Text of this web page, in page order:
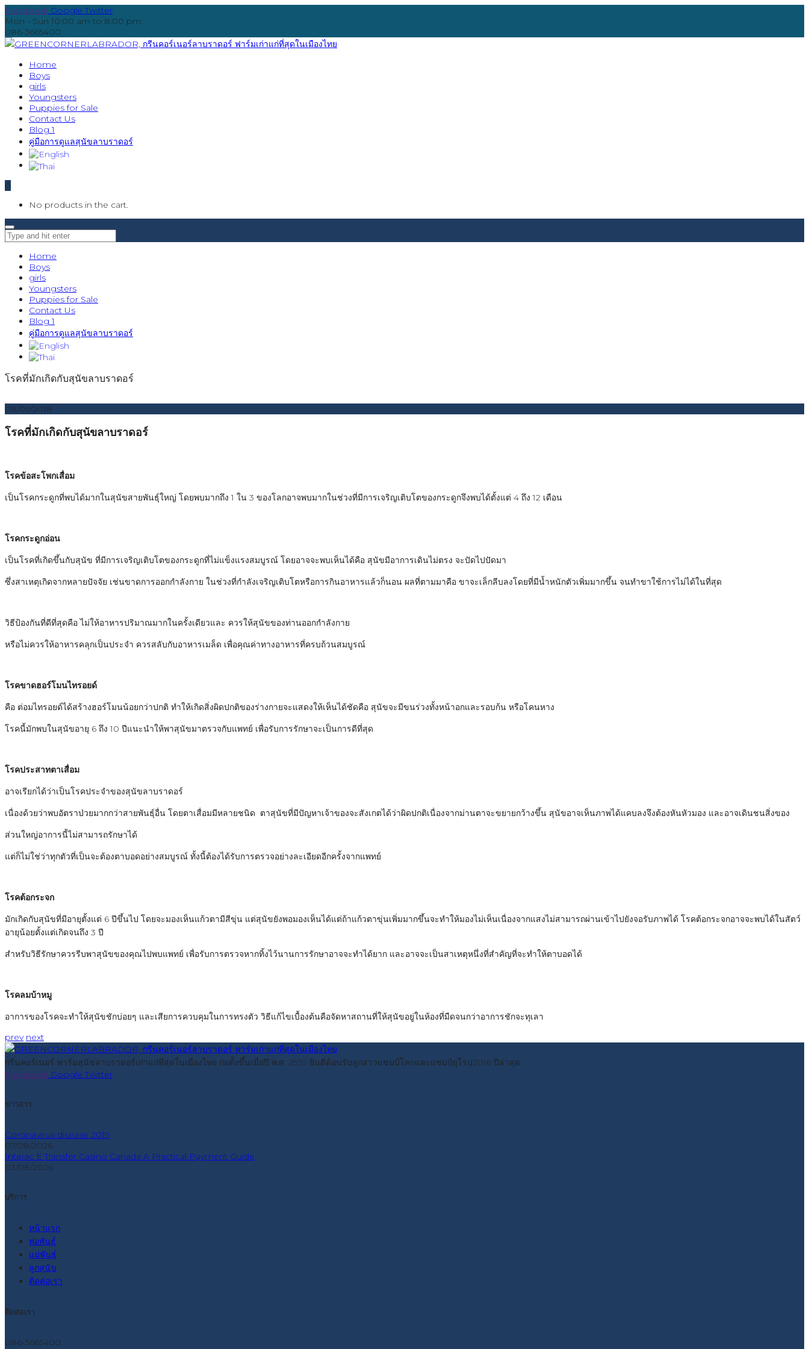
Facebook Google Twitter
Mon - Sun 10:00 am to 8:00 pm
086-3665400
Home
Boys
girls
Youngsters
Puppies for Sale
Contact Us
Blog 1
คู่มือการดูแลสุนัขลาบราดอร์
0
No products in the cart.
Home
Boys
girls
Youngsters
Puppies for Sale
Contact Us
Blog 1
คู่มือการดูแลสุนัขลาบราดอร์
โรคที่มักเกิดกับสุนัขลาบราดอร์
08/09/2018
โรคที่มักเกิดกับสุนัขลาบราดอร์
โรคข้อสะโพกเสื่อม
เป็นโรคกระดูกที่พบได้มากในสุนัขสายพันธุ์ใหญ่ โดยพบมากถึง 1 ใน 3 ของโลกอาจพบมากในช่วงที่มีการเจริญเติบโตของกระดูกจึงพบได้ตั้งแต่ 4 ถึง 12 เดือน
โรคกระดูกอ่อน
เป็นโรคที่เกิดขึ้นกับสุนัข ที่มีการเจริญเติบโตของกระดูกที่ไม่แข็งแรงสมบูรณ์ โดยอาจจะพบเห็นได้คือ สุนัขมีอาการเดินไม่ตรง จะปัดไปปัดมา
ซึ่งสาเหตุเกิดจากหลายปัจจัย เช่นขาดการออกกำลังกาย ในช่วงที่กำลังเจริญเติบโตหรือการกินอาหารแล้วก็นอน ผลที่ตามมาคือ ขาจะเล็กลีบลงโดยที่มีน้ำหนักตัวเพิ่มมากขึ้น จนทำขาใช้การไม่ได้ในที่สุด
วิธีป้องกันที่ดีที่สุดคือ ไม่ให้อาหารปริมาณมากในครั้งเดียวและ ควรให้สุนัขของท่านออกกำลังกาย
หรือไม่ควรให้อาหารคลุกเป็นประจำ ควรสลับกับอาหารเมล็ด เพื่อคุณค่าทางอาหารที่ครบถ้วนสมบูรณ์
โรคขาดฮอร์โมนไทรอยด์
คือ ต่อมไทรอยด์ได้สร้างฮอร์โมนน้อยกว่าปกติ ทำให้เกิดสิ่งผิดปกติของร่างกายจะแสดงให้เห็นได้ชัดคือ สุนัขจะมีขนร่วงทั้งหน้าอกและรอบก้น หรือโคนหาง
โรคนี้มักพบในสุนัขอายุ 6 ถึง 10 ปีแนะนำให้พาสุนัขมาตรวจกับแพทย์ เพื่อรับการรักษาจะเป็นการดีที่สุด
โรคประสาทตาเสื่อม
อาจเรียกได้ว่าเป็นโรคประจำของสุนัขลาบราดอร์
เนื่องด้วยว่าพบอัตราป่วยมากกว่าสายพันธุ์อื่น โดยตาเสื่อมมีหลายชนิด ตาสุนัขที่มีปัญหาเจ้าของจะสังเกตได้ว่าผิดปกติเนื่องจากม่านตาจะขยายกว้างขึ้น สุนัขอาจเห็นภาพได้แคบลงจึงต้องหันหัวมอง และอาจเดินชนสิ่งของ
ส่วนใหญ่อาการนี้ไม่สามารถรักษาได้
แต่ก็ไม่ใช่ว่าทุกตัวที่เป็นจะต้องตาบอดอย่างสมบูรณ์ ทั้งนี้ต้องได้รับการตรวจอย่างละเอียดอีกครั้งจากแพทย์
โรคต้อกระจก
มักเกิดกับสุนัขที่มีอายุตั้งแต่ 6 ปีขึ้นไป โดยจะมองเห็นแก้วตามีสีขุ่น แต่สุนัขยังพอมองเห็นได้แต่ถ้าแก้วตาขุ่นเพิ่มมากขึ้นจะทำให้มองไม่เห็นเนื่องจากแสงไม่สามารถผ่านเข้าไปยังจอรับภาพได้ โรคต้อกระจกอาจจะพบได้ในสัตว์
อายุน้อยตั้งแต่เกิดจนถึง 3 ปี
สำหรับวิธีรักษาควรรีบพาสุนัขของคุณไปพบแพทย์ เพื่อรับการตรวจหากทิ้งไว้นานการรักษาอาจจะทำได้ยาก และอาจจะเป็นสาเหตุหนึ่งที่สำคัญที่จะทำให้ตาบอดได้
โรคลมบ้าหมู
อาการของโรคจะทำให้สุนัขชักบ่อยๆ และเสียการควบคุมในการทรงตัว วิธีแก้ไขเบื้องต้นคือจัดหาสถานที่ให้สุนัขอยู่ในห้องที่มืดจนกว่าอาการชักจะทุเลา
prev next
กรีนคอร์เนอร์ ฟาร์มสุนัขลาบราดอร์เก่าแก่ที่สุดในเมืองไทย ก่อตั้งขึ้นเมื่อปี พ.ศ. 2539 ยินดีต้อนรับลูกสาวแชมป์โลกและแชมป์ยุโรป2016 ปีล่าสุด
Facebook Google Twitter
ข่าวสาร
Coronavirus disease 2019
07/08/2026
Interac E Transfer Casino Canada A Practical Payment Guide
03/08/2026
บริการ
หน้าแรก
พ่อพันธุ์
แม่พันธุ์
ลูกสุนัข
ติดต่อเรา
ติดต่อเรา
086-3665400